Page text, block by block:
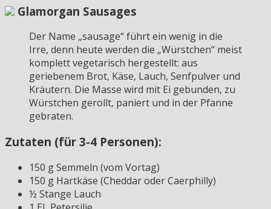
Glamorgan Sausages
Der Name „sausage“ führt ein wenig in die
Irre, denn heute werden die „Würstchen“ meist
komplett vegetarisch hergestellt: aus
geriebenem Brot, Käse, Lauch, Senfpulver und
Kräutern. Die Masse wird mit Ei gebunden, zu
Würstchen gerollt, paniert und in der Pfanne
gebraten.
Zutaten (für 3-4 Personen):
150 g Semmeln (vom Vortag)
150 g Hartkäse (Cheddar oder Caerphilly)
½ Stange Lauch